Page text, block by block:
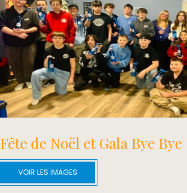
Fête de Noël et Gala Bye Bye
VOIR LES IMAGES